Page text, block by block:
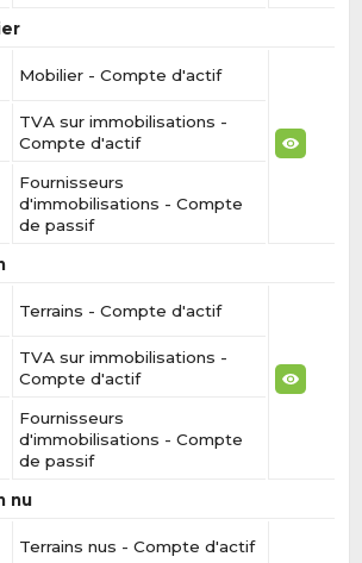
Mobilier - Compte d'actif
TVA sur immobilisations -
Compte d'actif
Fournisseurs
d'immobilisations - Compte
de passif
Terrains - Compte d'actif
TVA sur immobilisations -
Compte d'actif
Fournisseurs
d'immobilisations - Compte
de passif
nu
Terrains nus - Compte d'actif